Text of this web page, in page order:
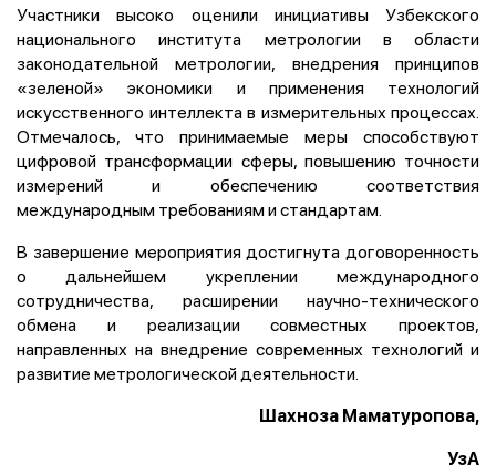
Участники высоко оценили инициативы Узбекского
национального института метрологии в области
законодательной метрологии, внедрения принципов
«зеленой» экономики и применения технологий
искусственного интеллекта в измерительных процессах.
Отмечалось, что принимаемые меры способствуют
цифровой трансформации сферы, повышению точности
измерений и обеспечению соответствия
международным требованиям и стандартам.
В завершение мероприятия достигнута договоренность
о дальнейшем укреплении международного
сотрудничества, расширении научно-технического
обмена и реализации совместных проектов,
направленных на внедрение современных технологий и
развитие метрологической деятельности.
Шахноза Маматуропова,
УзА